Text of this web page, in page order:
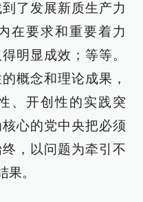
了发展新质生产力
在要求和重要着力
明显成效；等等。
概念和理论成果，
、开创性的实践突
心的党中央把必须
，以问题为牵引不
果。